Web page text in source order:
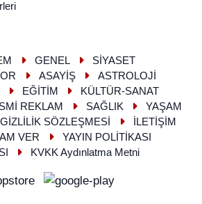
GENEL
SİYASET
ASAYİŞ
ASTROLOJİ
EĞİTİM
KÜLTÜR-SANAT
REKLAM SAĞLIK
YAŞAM
GİZLİLİK SÖZLEŞMESİ
İLETİŞİM
VER
YAYIN POLİTİKASI
KVKK Aydınlatma Metni